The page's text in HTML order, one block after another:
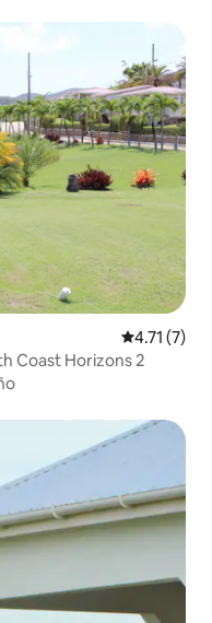
Calificación
4.71 (7)
Coast Horizons 2